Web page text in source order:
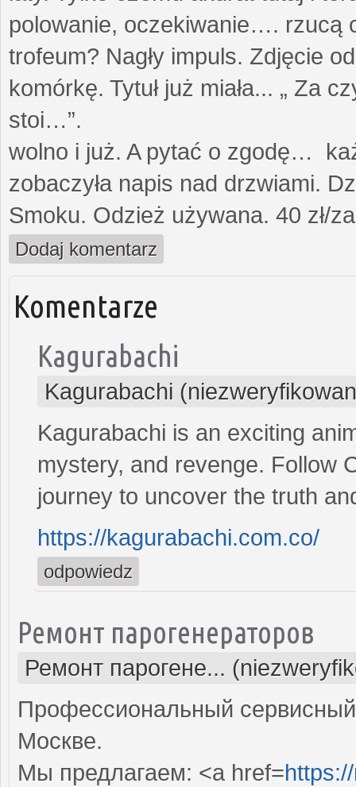
polowanie, oczekiwanie…. rzucą
trofeum? Nagły impuls. Zdjęcie
komórkę. Tytuł już miała... „ Za
stoi…”.
wolno i już. A pytać o zgodę…
zobaczyła napis nad drzwiami.
Smoku. Odzież używana. 40 zł/
Dodaj komentarz
Komentarze
Kagurabachi
Kagurabachi
Kagurabachi is an exciting
mystery, and revenge. Follow
journey to uncover the truth
https://kagurabachi.com.co/
odpowiedz
Ремонт парогенераторов
Ремонт парогене...
Профессиональный
Москве.
Мы предлагаем: <a href=